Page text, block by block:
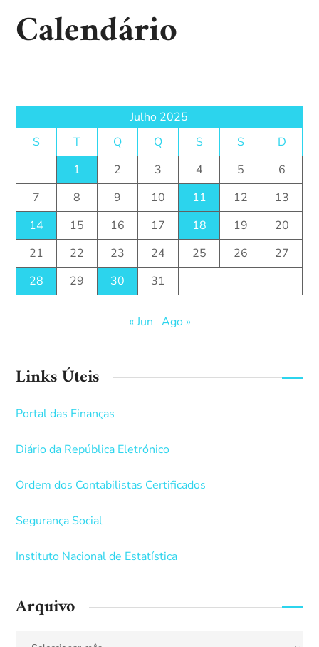
Calendário
Julho 2025
S
T Q Q S S
D
1
2 3 4 5
6
7
8 9 10 11 12
13
14
15 16 17 18 19
20
21
22 23 24 25 26
27
28
29 30 31
« Jun Ago »
Links Úteis
Portal das Finanças
Diário da República Eletrónico
Ordem dos Contabilistas Certificados
Segurança Social
Instituto Nacional de Estatística
Arquivo